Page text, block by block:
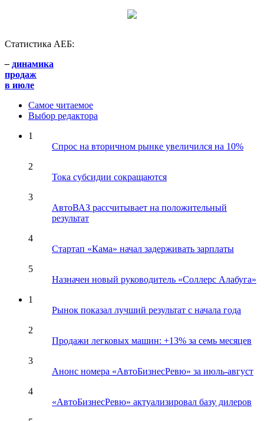
Статистика АЕБ:
– динамика
продаж
в июле
Самое читаемое
Выбор редактора
1
Спрос на вторичном рынке увеличился на 10%
2
Тока субсидии сокращаются
3
АвтоВАЗ рассчитывает на положительный
результат
4
Стартап «Кама» начал задерживать зарплаты
5
Назначен новый руководитель «Соллерс Алабуга»
1
Рынок показал лучший результат с начала года
2
Продажи легковых машин: +13% за семь месяцев
3
Анонс номера «АвтоБизнесРевю» за июль-август
4
«АвтоБизнесРевю» актуализировал базу дилеров